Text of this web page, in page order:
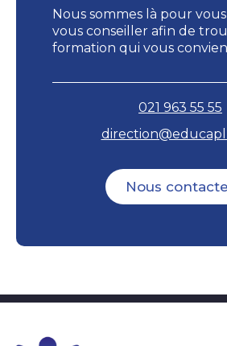
Nous sommes là pour
vous conseiller afin de
formation qui vous
021 963 55 55
Nous